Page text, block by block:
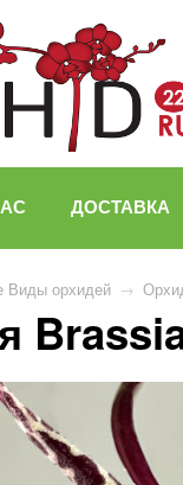
ДОСТАВКА
Виды орхидей →